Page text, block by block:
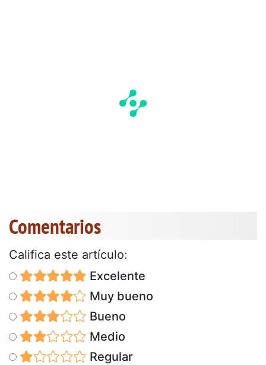
Comentarios
Califica este artículo:
Excelente
Muy bueno
Bueno
Medio
Regular